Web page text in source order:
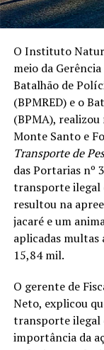
O Instituto
meio da
Batalhão de
(BPMRED) e o
(BPMA),
Monte Santo e
Transporte de
das Portarias nº
transporte ilegal
resultou na
jacaré e um
aplicadas multas
15,84 mil.
O gerente de
Neto, explicou
transporte ilegal
importância da